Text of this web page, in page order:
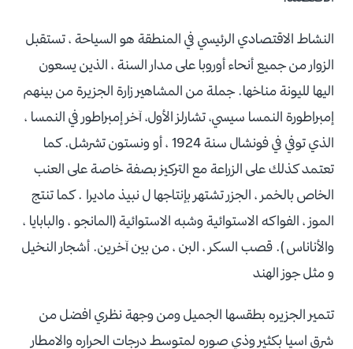
النشاط الاقتصادي الرئيسي في المنطقة هو السياحة ، تستقبل
الزوار من جميع أنحاء أوروبا على مدار السنة ، الذين يسعون
اليها لليونة مناخها. جملة من المشاهير زارة الجزيرة من بينهم
إمبراطورة النمسا سيسي، تشارلز الأول، آخر إمبراطور في النمسا ،
الذي توفي في فونشال سنة 1924 ، أو ونستون تشرشل. كما
تعتمد كذلك على الزراعة مع التركيز بصفة خاصة على العنب
الخاص بالخمر ، الجزر تشتهر بإنتاجها ل نبيذ ماديرا . كما تنتج
الموز ، الفواكه الاستوائية وشبه الاستوائية (المانجو ، والبابايا ،
والأناناس ). قصب السكر ، البن ، من بين آخرين. أشجار النخيل
و مثل جوز الهند
تتمير الجزيره بطقسها الجميل ومن وجهة نظري افضل من
شرق اسيا بكثير وذي صوره لمتوسط درجات الحراره والامطار